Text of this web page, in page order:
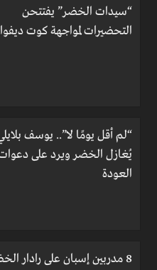
“سيدات الخضر” يفتتحن
التحضيرات لمواجهة كوت
“لم أقل يومًا لا”.. يوسف
يُغازل الخضر ويرد على
العودة
8 مدربين إسبان على رادار